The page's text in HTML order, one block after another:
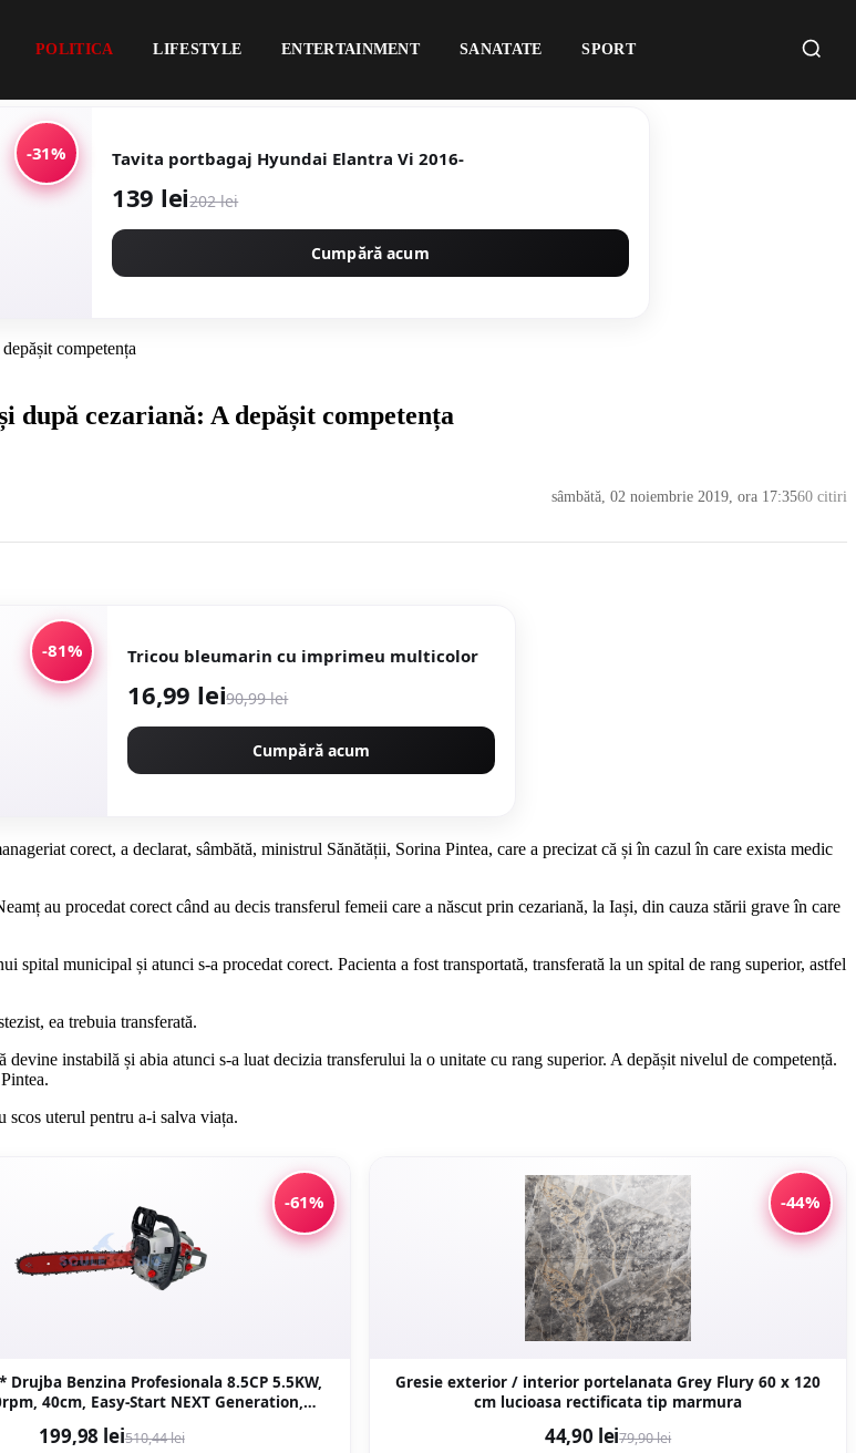
POLITICA LIFESTYLE ENTERTAINMENT SANATATE SPORT
-31% Tavita portbagaj Hyundai Elantra Vi 2016-
139 lei202 lei
Cumpără acum
competența
după cezariană: A depășit competența
sâmbătă, 02 noiembrie 2019, ora 17:3560 citiri
-81% Tricou bleumarin cu imprimeu multicolor
16,99 lei90,99 lei
Cumpără acum
corect, a declarat, sâmbătă, ministrul Sănătății, Sorina Pintea, care a precizat că și în cazul în care exista medic
au procedat corect când au decis transferul femeii care a născut prin cezariană, la Iași, din cauza stării grave în care
spital municipal și atunci s-a procedat corect. Pacienta a fost transportată, transferată la un spital de rang superior, astfel
ea trebuia transferată.
instabilă și abia atunci s-a luat decizia transferului la o unitate cu rang superior. A depășit nivelul de competență.
uterul pentru a-i salva viața.
-61%
Drujba Benzina Profesionala 8.5CP 5.5KW,
40cm, Easy-Start NEXT Generation,
199,98 lei510,44 lei
-44%
Gresie exterior / interior portelanata Grey Flury 60 x 120
cm lucioasa rectificata tip marmura
44,90 lei79,90 lei